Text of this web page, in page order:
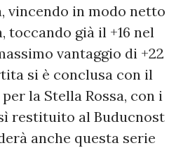
vincendo in modo netto
toccando già il +16 nel
vantaggio di +22
si è conclusa con il
la Stella Rossa, con i
restituito al Buducnost
anche questa serie